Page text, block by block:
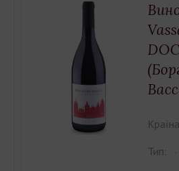
Тип: